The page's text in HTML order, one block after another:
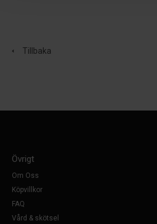
Tillbaka
Övrigt
Om Oss
Köpvillkor
FAQ
Vård & skötsel